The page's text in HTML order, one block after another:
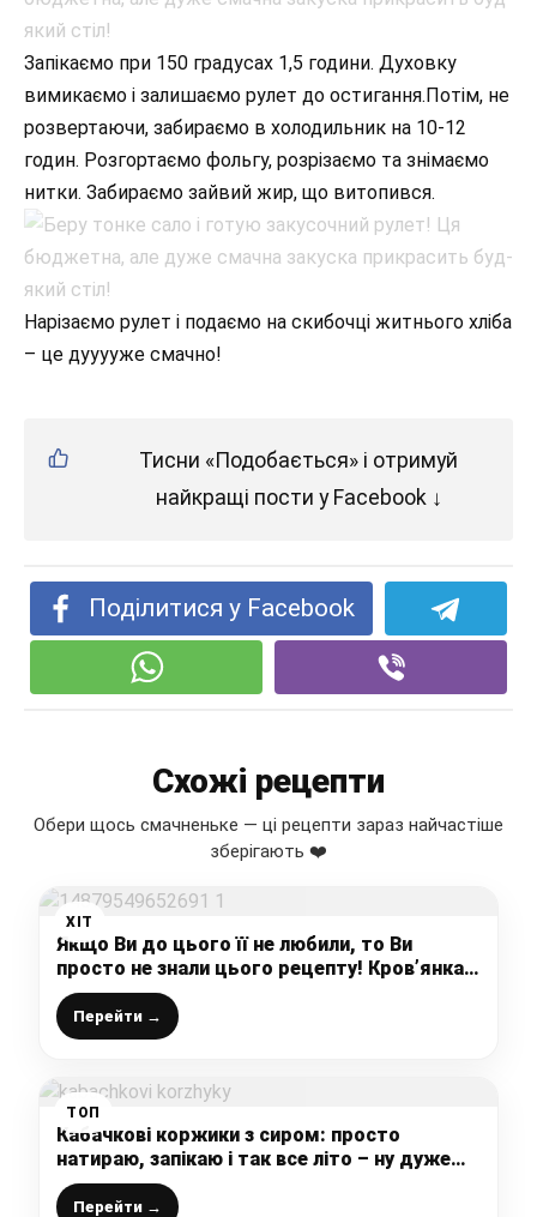
Запікаємо при 150 градусах 1,5 години. Духовку
вимикаємо і залишаємо рулет до остигання.Потім, не
розвертаючи, забираємо в холодильник на 10-12
годин. Розгортаємо фольгу, розрізаємо та знімаємо
нитки. Забираємо зайвий жир, що витопився.
Нарізаємо рулет і подаємо на скибочці житнього хліба
– це дууууже смачно!
Тисни «Подобається» і отримуй
найкращі пости у Facebook ↓
Поділитися у Facebook
Схожі рецепти
Обери щось смачненьке — ці рецепти зараз найчастіше
зберігають ❤️
ХІТ
Якщо Ви до цього її не любили, то Ви
просто не знали цього рецепту! Кров’янка в
домашніх умовах за рецептом мого дідуся
Перейти →
ТОП
Кабачкові коржики з сиром: просто
натираю, запікаю і так все літо – ну дуже
просто, швидко і смачно
Перейти →